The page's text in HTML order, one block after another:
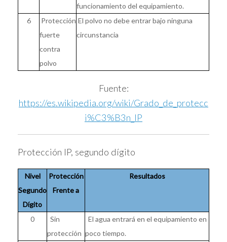
funcionamiento del equipamiento.
6
Protección
fuerte
contra
polvo
El polvo no debe entrar bajo ninguna
circunstancia
Fuente:
https://es.wikipedia.org/wiki/Grado_de_protecc
i%C3%B3n_IP
Protección IP, segundo dígito
Nivel
Segundo
Dígito
Protección
Frente a
Resultados
0
Sin
protección
El agua entrará en el equipamiento en
poco tiempo.